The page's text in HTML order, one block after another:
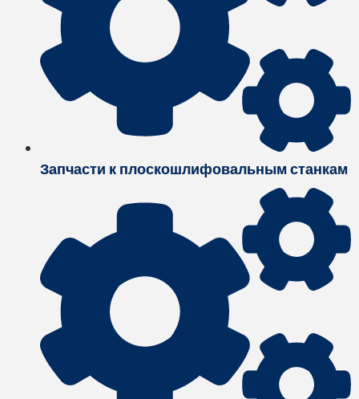
Запчасти к плоскошлифовальным станкам